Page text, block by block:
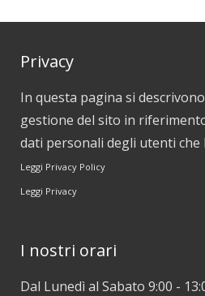
Privacy
In questa pagina si
gestione del sito in
dati personali degli utenti che
Leggi Privacy Policy
Leggi Privacy
I nostri orari
Dal Lunedì al Sabato 9:00 -